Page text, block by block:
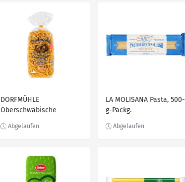
DORFMÜHLE
Oberschwäbische
LA MOLISANA Pasta, 500-
g-Packg.